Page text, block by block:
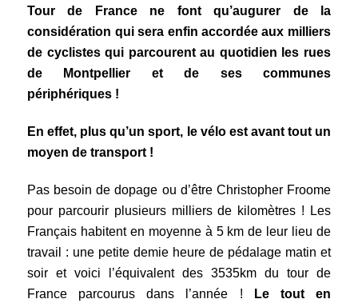
Tour de France ne font qu’augurer de la
considération qui sera enfin accordée aux milliers
de cyclistes qui parcourent au quotidien les rues
de Montpellier et de ses communes
périphériques !
En effet, plus qu’un sport, le vélo est avant tout un
moyen de transport !
Pas besoin de dopage ou d’être Christopher Froome
pour parcourir plusieurs milliers de kilomètres ! Les
Français habitent en moyenne à 5 km de leur lieu de
travail : une petite demie heure de pédalage matin et
soir et voici l’équivalent des 3535km du tour de
France parcourus dans l’année !
Le tout en